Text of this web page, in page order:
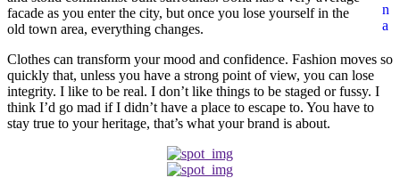
n
a
facade as you enter the city, but once you lose yourself in the
old town area, everything changes.
Clothes can transform your mood and confidence. Fashion moves so
quickly that, unless you have a strong point of view, you can lose
integrity. I like to be real. I don’t like things to be staged or fussy. I
think I’d go mad if I didn’t have a place to escape to. You have to
stay true to your heritage, that’s what your brand is about.